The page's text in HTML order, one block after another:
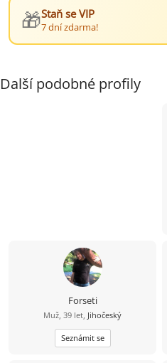
🎁Staň se VIP
7 dní zdarma!
Další podobné profily
Forseti
Muž, 39 let, Jihočeský
Seznámit se